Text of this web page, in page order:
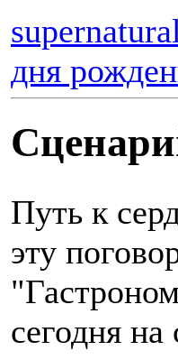
дня
Путь к
эту
сегодня